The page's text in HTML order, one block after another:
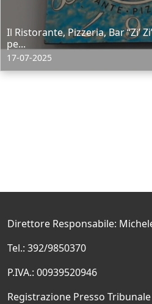
Il Ristorante, Pizzeria, Bar “Zi’
pe...
17-07-2025
Direttore Responsabile:
Tel.: 392/9850370
P.IVA.: 00939520946
Registrazione Presso